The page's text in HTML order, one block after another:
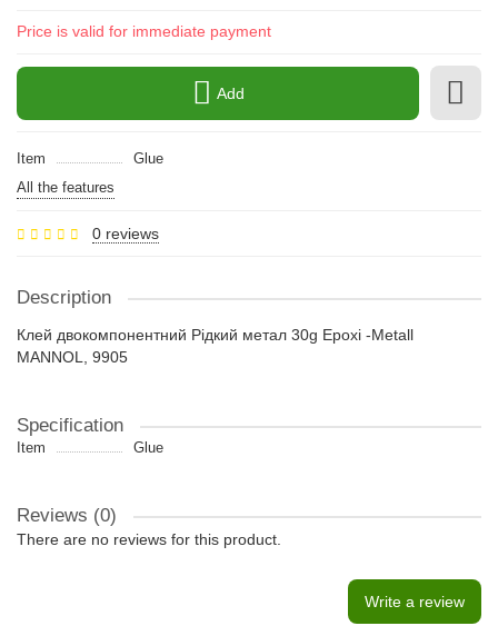
Price is valid for immediate payment
Add
Item
Glue
All the features
0 reviews
Description
Клей двокомпонентний Рідкий метал 30g Epoxi -Metall
MANNOL, 9905
Specification
Item Glue
Reviews (0)
There are no reviews for this product.
Write a review